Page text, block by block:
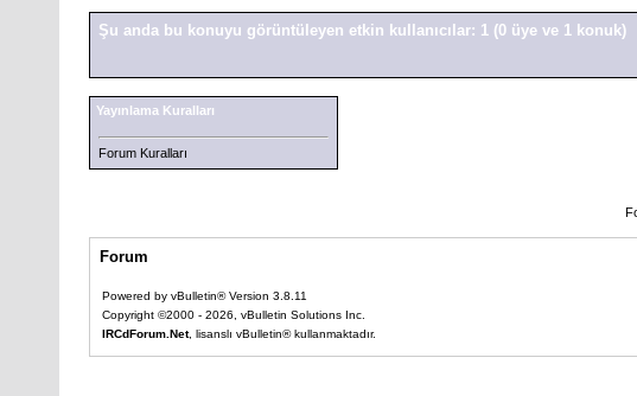
Şu anda bu konuyu görüntüleyen etkin kullanıcılar: 1 (0 üye ve 1 konuk)
Yayınlama Kuralları
Forum Kuralları
Forum
Powered by vBulletin® Version 3.8.11
Copyright ©2000 - 2026, vBulletin Solutions Inc.
IRCdForum.Net, lisanslı vBulletin® kullanmaktadır.